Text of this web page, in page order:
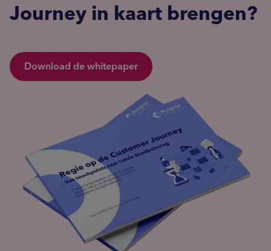
Journey in kaart brengen?
Download de whitepaper